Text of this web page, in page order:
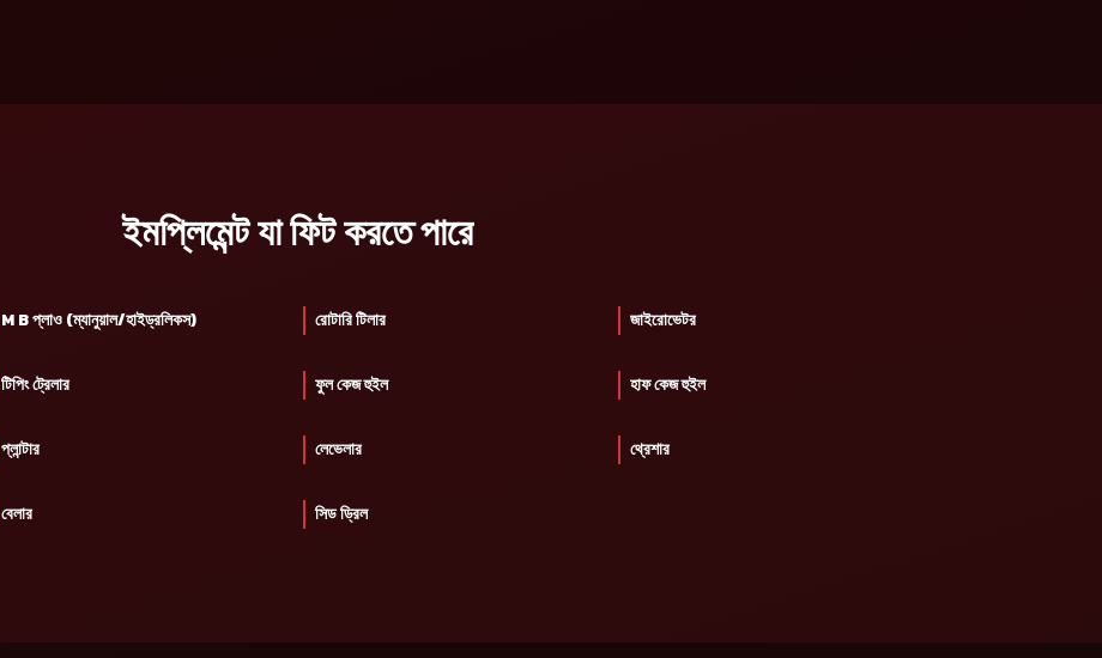
ইমপ্লিমেন্ট যা ফিট করতে পারে
M B প্লাও (ম্যানুয়াল/হাইড্রলিকস) রোটারি টিলার জাইরোভেটর
টিপিং ট্রেলার ফুল কেজ হুইল হাফ কেজ হুইল
প্লান্টার লেভেলার থ্রেশার
বেলার সিড ড্রিল